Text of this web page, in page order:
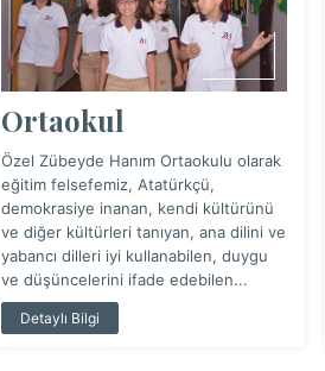
Ortaokul
Özel Zübeyde Hanım Ortaokulu olarak
eğitim felsefemiz, Atatürkçü,
demokrasiye inanan, kendi kültürünü
ve diğer kültürleri tanıyan, ana dilini ve
yabancı dilleri iyi kullanabilen, duygu
ve düşüncelerini ifade edebilen...
Detaylı Bilgi